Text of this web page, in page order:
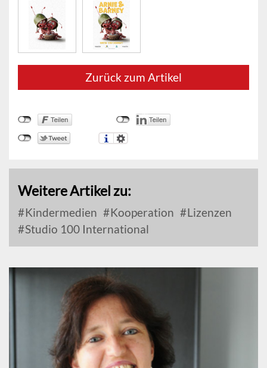
Zurück zum Artikel
Weitere Artikel zu:
Kindermedien Kooperation
Lizenzen
Studio 100 International